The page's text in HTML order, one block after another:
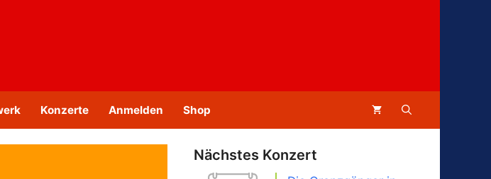
Konzerte Anmelden Shop
Nächstes Konzert